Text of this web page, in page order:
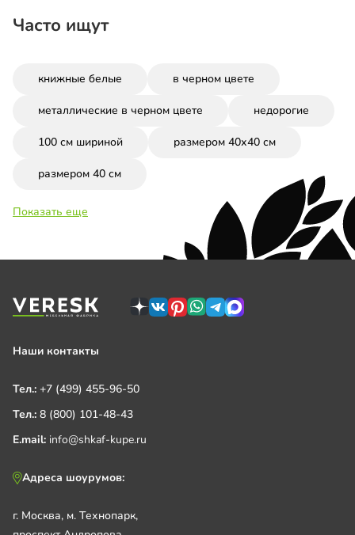
Часто ищут
книжные белые в черном цвете
металлические в черном цвете недорогие
100 см шириной размером 40х40 см
размером 40 см
Показать еще
Наши контакты
Тел.: +7 (499) 455-96-50
Тел.: 8 (800) 101-48-43
E.mail: info@shkaf-kupe.ru
Адреса шоурумов:
г. Москва, м. Технопарк,